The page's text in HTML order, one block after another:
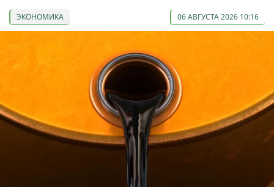
ЭКОНОМИКА 06 АВГУСТА 2026 10:16